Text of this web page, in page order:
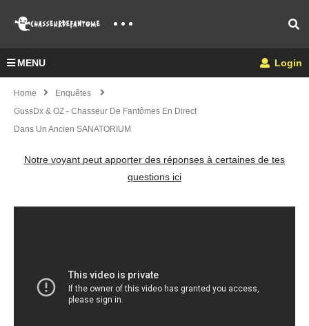
MENU Login
Home
Enquêtes
GussDx & OZ - Chasseur De Fantômes En Direct
Dans Un Ancien SANATORIUM
Notre voyant peut apporter des réponses à certaines de tes
questions ici